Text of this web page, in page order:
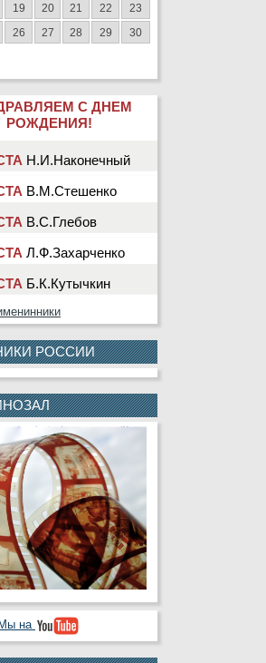
19 20 21 22 23
26 27 28 29 30
С ДНЕМ
РОЖДЕНИЯ!
М.Ю.Клещева
Т.Н.Насолдина
Д.В.Шевчук
В.А.Деньгин
Н.Ю.Лаврентьева
А.Ю.Колесникова
В.П.Криулин
В.В.Черкашин
С.Н.Кабаев
А.Ю.Назарова
РОССИИ
Мы на